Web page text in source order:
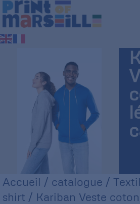
Accueil / catalogue /
shirt / Kariban Veste